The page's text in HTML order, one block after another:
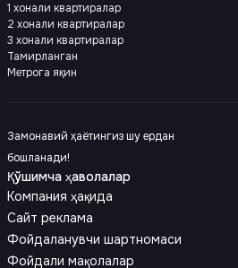
1 хонали квартиралар
2 хонали квартиралар
3 хонали квартиралар
Тамирланган
Метрога яқин
Замонавий ҳаётингиз шу ердан
бошланади!
Қўшимча ҳаволалар
Компания ҳақида
Сайт реклама
Фойдаланувчи шартномаси
Фойдали мақолалар